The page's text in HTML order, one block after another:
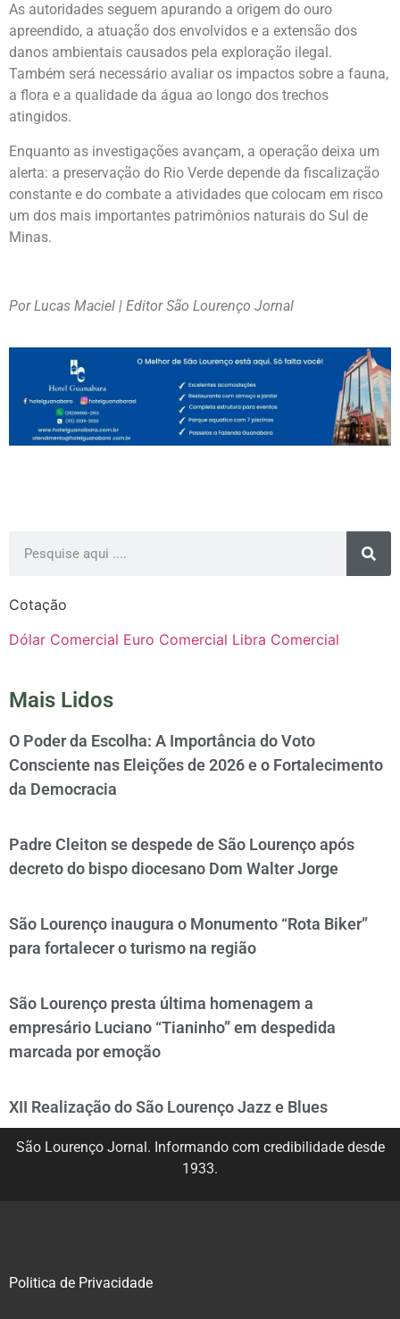
As autoridades seguem apurando a origem do ouro
apreendido, a atuação dos envolvidos e a extensão dos
danos ambientais causados pela exploração ilegal.
Também será necessário avaliar os impactos sobre a fauna,
a flora e a qualidade da água ao longo dos trechos
atingidos.
Enquanto as investigações avançam, a operação deixa um
alerta: a preservação do Rio Verde depende da fiscalização
constante e do combate a atividades que colocam em risco
um dos mais importantes patrimônios naturais do Sul de
Minas.
Por Lucas Maciel | Editor São Lourenço Jornal
Cotação
Dólar Comercial Euro Comercial Libra Comercial
Mais Lidos
O Poder da Escolha: A Importância do Voto
Consciente nas Eleições de 2026 e o Fortalecimento
da Democracia
Padre Cleiton se despede de São Lourenço após
decreto do bispo diocesano Dom Walter Jorge
São Lourenço inaugura o Monumento “Rota Biker”
para fortalecer o turismo na região
São Lourenço presta última homenagem a
empresário Luciano “Tianinho” em despedida
marcada por emoção
XII Realização do São Lourenço Jazz e Blues
São Lourenço Jornal. Informando com credibilidade desde
1933.
Politica de Privacidade